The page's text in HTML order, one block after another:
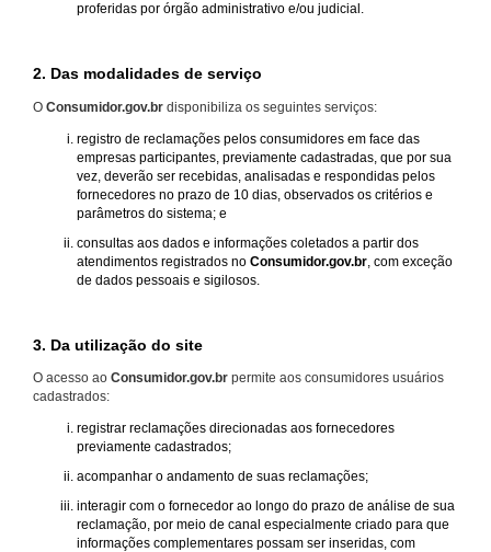
proferidas por órgão administrativo e/ou judicial.
2. Das modalidades de serviço
O Consumidor.gov.br disponibiliza os seguintes serviços:
registro de reclamações pelos consumidores em face das
empresas participantes, previamente cadastradas, que por sua
vez, deverão ser recebidas, analisadas e respondidas pelos
fornecedores no prazo de 10 dias, observados os critérios e
parâmetros do sistema; e
consultas aos dados e informações coletados a partir dos
atendimentos registrados no Consumidor.gov.br , com exceção
de dados pessoais e sigilosos.
3. Da utilização do site
O acesso ao Consumidor.gov.br permite aos consumidores usuários
cadastrados:
registrar reclamações direcionadas aos fornecedores
previamente cadastrados;
acompanhar o andamento de suas reclamações;
interagir com o fornecedor ao longo do prazo de análise de sua
reclamação, por meio de canal especialmente criado para que
informações complementares possam ser inseridas, com